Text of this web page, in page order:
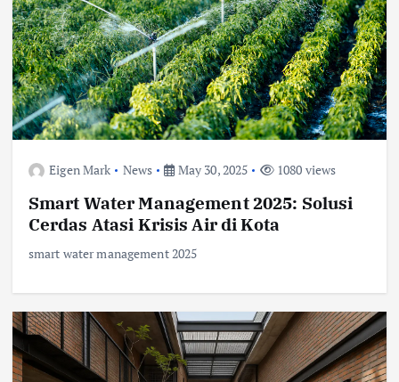
Eigen Mark News May 30, 2025 1080 views
Smart Water Management 2025: Solusi
Cerdas Atasi Krisis Air di Kota
smart water management 2025